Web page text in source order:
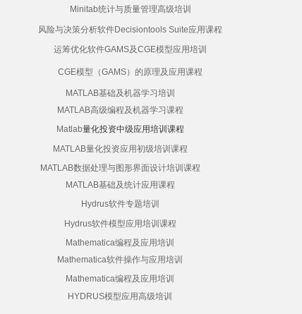
Minitab统计与质量管理高级培训
风险与决策分析软件Decisiontools Suite应用课程
运筹优化软件GAMS及CGE模型应用培训
CGE模型（GAMS）的原理及应用课程
MATLAB基础及机器学习培训
MATLAB高级编程及机器学习课程
Matlab量化投资中级应用培训课程
MATLAB量化投资应用初级培训课程
MATLAB数据处理与图形界面设计培训课程
MATLAB基础及统计应用课程
Hydrus软件专题培训
Hydrus软件模型应用培训课程
Mathematica编程及应用培训
Mathematica软件操作与应用培训
Mathematica编程及应用培训
HYDRUS模型应用高级培训